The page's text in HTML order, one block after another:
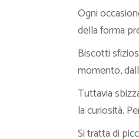
Ogni
della forma
Biscotti
momento,
Tuttavia
la curiosità.
Si tratta di